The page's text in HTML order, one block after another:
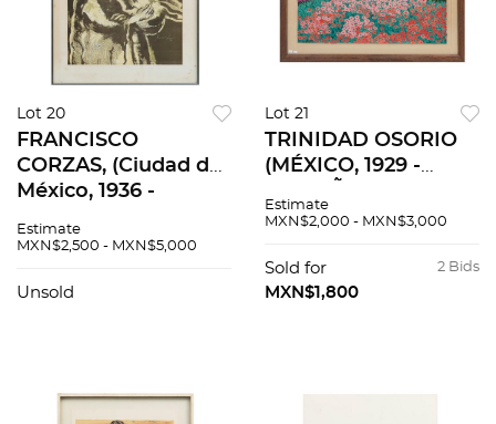
Lot 20
FRANCISCO
CORZAS, (Ciudad de
México, 1936 -
1983) Sin título,
fechado 80?, 51 x 40
Estimate
MXN$2,500 - MXN$5,000
Unsold
Lot 21
TRINIDAD OSORIO
(MÉXICO, 1929 -
flores, Serigrafía.
x 73 cm
Estimate
MXN$2,000 - MXN$3,000
2 Bids
Sold for
MXN$1,800